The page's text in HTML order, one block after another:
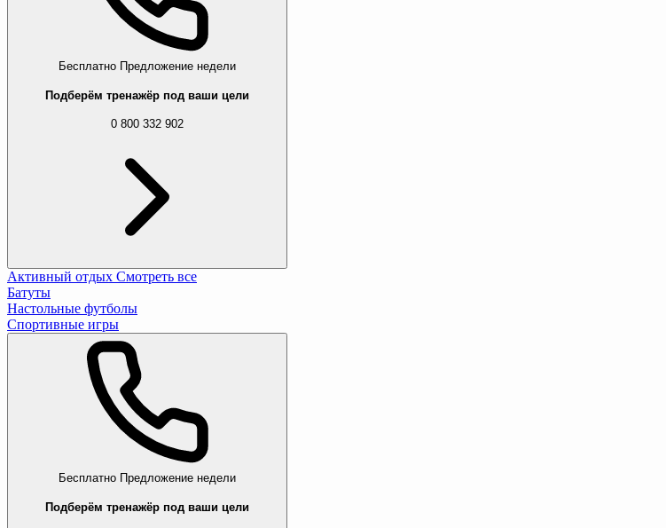
Бесплатно Предложение недели
Подберём тренажёр под ваши цели
0 800 332 902
Активный отдых Смотреть все
Батуты
Настольные футболы
Спортивные игры
Бесплатно Предложение недели
Подберём тренажёр под ваши цели